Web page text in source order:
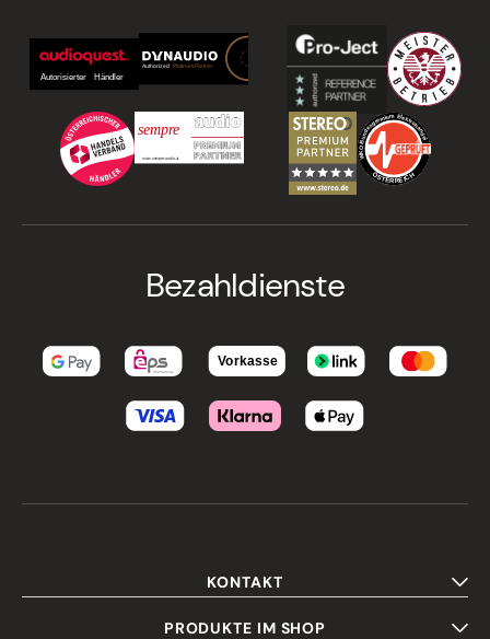
Bezahldienste
KONTAKT
PRODUKTE IM SHOP